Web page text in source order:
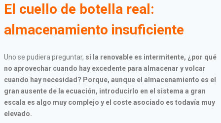
El cuello de botella real:
almacenamiento insuficiente
Uno se pudiera preguntar, si la renovable es intermitente, ¿por qué
no aprovechar cuando hay excedente para almacenar y volcar
cuando hay necesidad? Porque, aunque el almacenamiento es el
gran ausente de la ecuación, introducirlo en el sistema a gran
escala es algo muy complejo y el coste asociado es todavía muy
elevado.